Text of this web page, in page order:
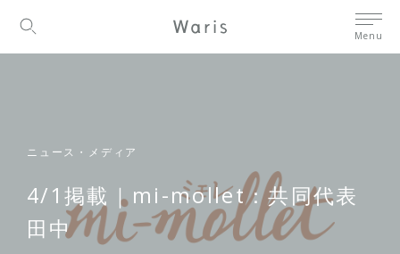
Menu
ニュース・メディア
4/1掲載｜mi-mollet：共同代表
田中